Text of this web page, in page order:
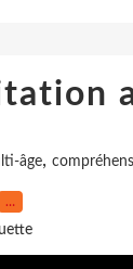
âge,
…